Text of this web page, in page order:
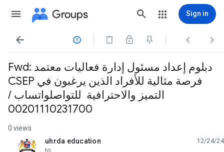
Groups Sign in
   
Fwd: دبلوم إعداد مسئول إدارة فعاليات معتمد
CSEP فرصة مثالية للأفراد الذين يرغبون في
التميز والاحترافية للتواصلواتساب /
00201110231700
0 views
uhrda education
unread,
12/24/24
to